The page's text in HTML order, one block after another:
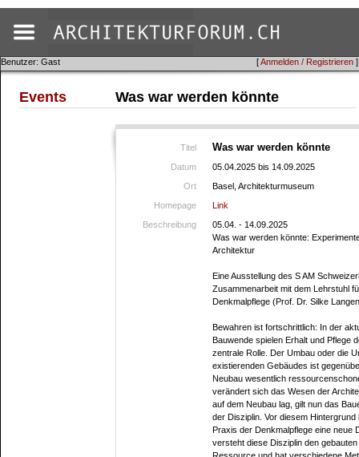
[Anmelden / Registrieren ]
Benutzer: Gast
Events Was war werden könnte
Titel Was war werden könnte
Datum
05.04.2025 bis 14.09.2025
Ort
Basel, Architekturmuseum
Homepage
Link
Beschreibung
05.04. - 14.09.2025
Was war werden könnte:
Architektur
Eine Ausstellung des S AM
Zusammenarbeit mit dem Lehrstuhl
Denkmalpflege (Prof. Dr. Silke
Bewahren ist fortschrittlich: In der
Bauwende spielen Erhalt und Pflege
zentrale Rolle. Der Umbau oder die
existierenden Gebäudes ist
Neubau wesentlich
verändert sich das Wesen der
auf dem Neubau lag, gilt nun das
der Disziplin. Vor diesem
Praxis der Denkmalpflege eine neue
versteht diese Disziplin den